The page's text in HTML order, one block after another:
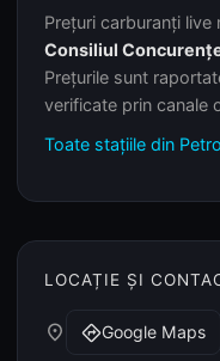
Prețuri carburanți
Consiliul
Prețurile sunt
verificate prin canale
Toate stațiile din
LOCAȚIE ȘI
place directionsGoogle Maps